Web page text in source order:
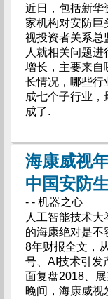
近日，包括新华
家机构对安防巨
视投资者关系总
人就相关问题
增长，主要来自
长情况，哪些行
成七个子行业，
成了.
海康威视
中国安防
- - 机器之心
人工智能技术
的海康绝对是不
8年财报全文，
号、AI技术引发
面复盘2018、
晚间，海康威视